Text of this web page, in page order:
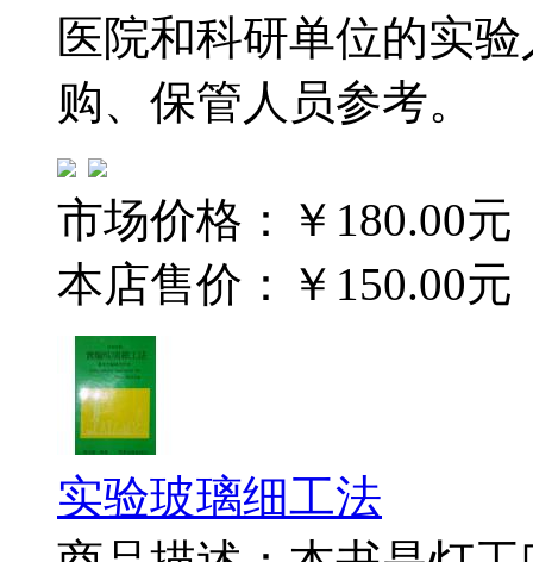
医院和科研单位的实
购、保管人员参考。
市场价格：
￥180.00元
本店售价：
￥150.00元
实验玻璃细工法